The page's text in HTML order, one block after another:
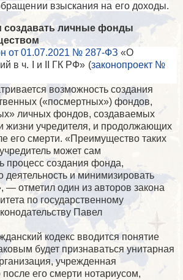
взыскания на его доходы.
создавать личные фонды
от 01.07.2021 № 287-ФЗ «О
в ч.
и ГК РФ» (законопроект №
возможность создания
(«посмертных») фондов,
личных фондов, создаваемых
жизни учредителя, и продолжающих
его смерти. «Преимущество таких
может сам
процесс создания фонда,
деятельность и минимизировать
— отметил один из авторов закона
по государственному
Павел
кодекс вводится понятие
будет признаваться унитарная
учрежденная
его смерти нотариусом,